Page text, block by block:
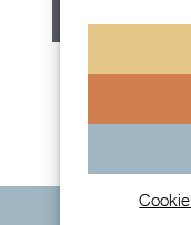
Rolex